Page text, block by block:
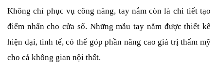
Không chỉ phục vụ công năng, tay nắm còn là chi tiết tạo
điểm nhấn cho cửa sổ. Những mẫu tay nắm được thiết kế
hiện đại, tinh tế, có thể góp phần nâng cao giá trị thẩm mỹ
cho cả không gian nội thất.